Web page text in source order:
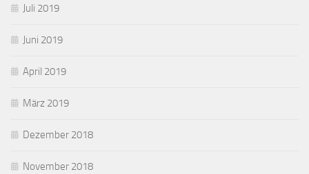
Juli 2019
Juni 2019
April 2019
März 2019
Dezember 2018
November 2018